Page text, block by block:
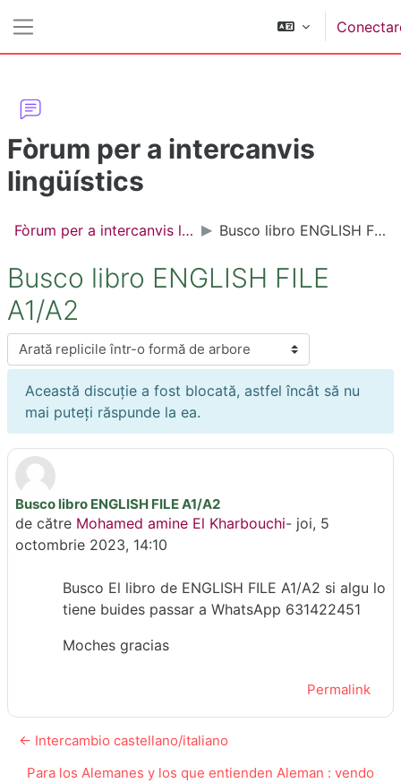
Fòrum per a intercanvis
lingüístics
Fòrum per a intercanvis lingüístics Busco libro ENGLISH FILE A1/A2
Busco libro ENGLISH FILE
A1/A2
Afişează mod
Această discuție a fost blocată, astfel încât să nu
mai puteți răspunde la ea.
Busco libro ENGLISH FILE A1/A2
de către Mohamed amine El Kharbouchi- joi, 5
octombrie 2023, 14:10
Număr de răspunsuri: 0
Busco El libro de ENGLISH FILE A1/A2 si algu lo
tiene buides passar a WhatsApp 631422451
Moches gracias
Permalink
← Intercambio castellano/italiano
Para los Alemanes y los que entienden Aleman : vendo